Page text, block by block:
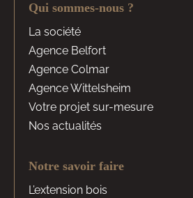
Qui sommes-nous ?
La société
Agence Belfort
Agence Colmar
Agence Wittelsheim
Votre projet sur-mesure
Nos actualités
Notre savoir faire
L’extension bois